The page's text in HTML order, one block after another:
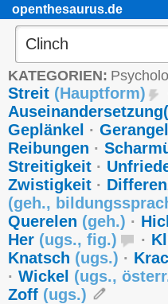
openthesaurus.de
KATEGORIEN:
Streit (Hauptform)
Geplänkel · Gerangel
Reibungen ·
Streitigkeit ·
Zwistigkeit ·
(geh.,
Querelen (geh.) ·
Her (ugs., fig.) ·
Knatsch (ugs.) ·
· Wickel (ugs.,
Zoff (ugs.)